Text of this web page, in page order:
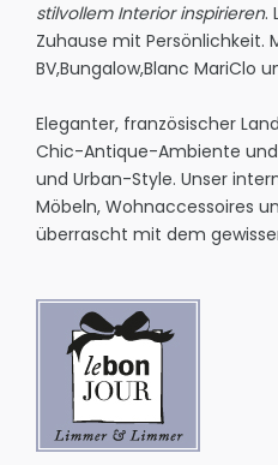
stilvollem Interior inspirieren.
Zuhause mit Persönlichkeit.
BV,Bungalow,Blanc MariClo
Eleganter, französischer
Chic-Antique-Ambiente
und Urban-Style. Unser
Möbeln, Wohnaccessoires
überrascht mit dem